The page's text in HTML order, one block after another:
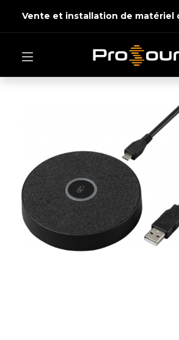
Vente et installation de matériel